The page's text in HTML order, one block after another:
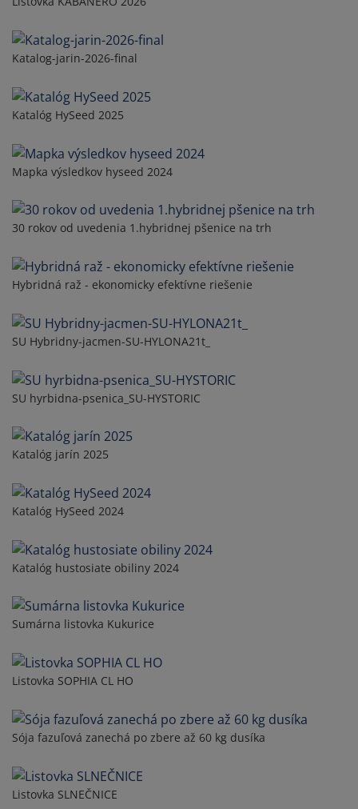
Katalog-jarin-2026-final
Katalóg HySeed 2025
Mapka výsledkov hyseed 2024
30 rokov od uvedenia 1.hybridnej pšenice na trh
Hybridná raž - ekonomicky efektívne riešenie
SU Hybridny-jacmen-SU-HYLONA21t_
SU hyrbidna-psenica_SU-HYSTORIC
Katalóg jarín 2025
Katalóg HySeed 2024
Katalóg hustosiate obiliny 2024
Sumárna listovka Kukurice
Listovka SOPHIA CL HO
Sója fazuľová zanechá po zbere až 60 kg dusíka
Listovka SLNEČNICE